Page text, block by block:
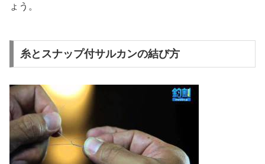
ょう。
糸とスナップ付サルカンの結び方